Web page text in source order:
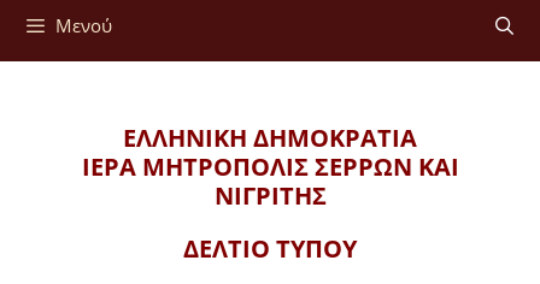
Μενού
ΕΛΛΗΝΙΚΗ ΔΗΜΟΚΡΑΤΙΑ
ΙΕΡΑ ΜΗΤΡΟΠΟΛΙΣΣΕΡΡΩΝ ΚΑΙ
ΝΙΓΡΙΤΗΣ
ΔΕΛΤΙΟ ΤΥΠΟΥ